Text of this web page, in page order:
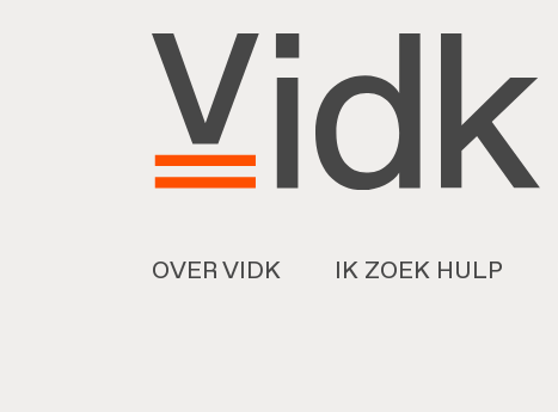
OVER VIDK IK ZOEK HULP